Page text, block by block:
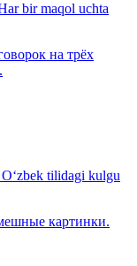
bir maqol uchta
на трёх
tilidagi kulgu
картинки.